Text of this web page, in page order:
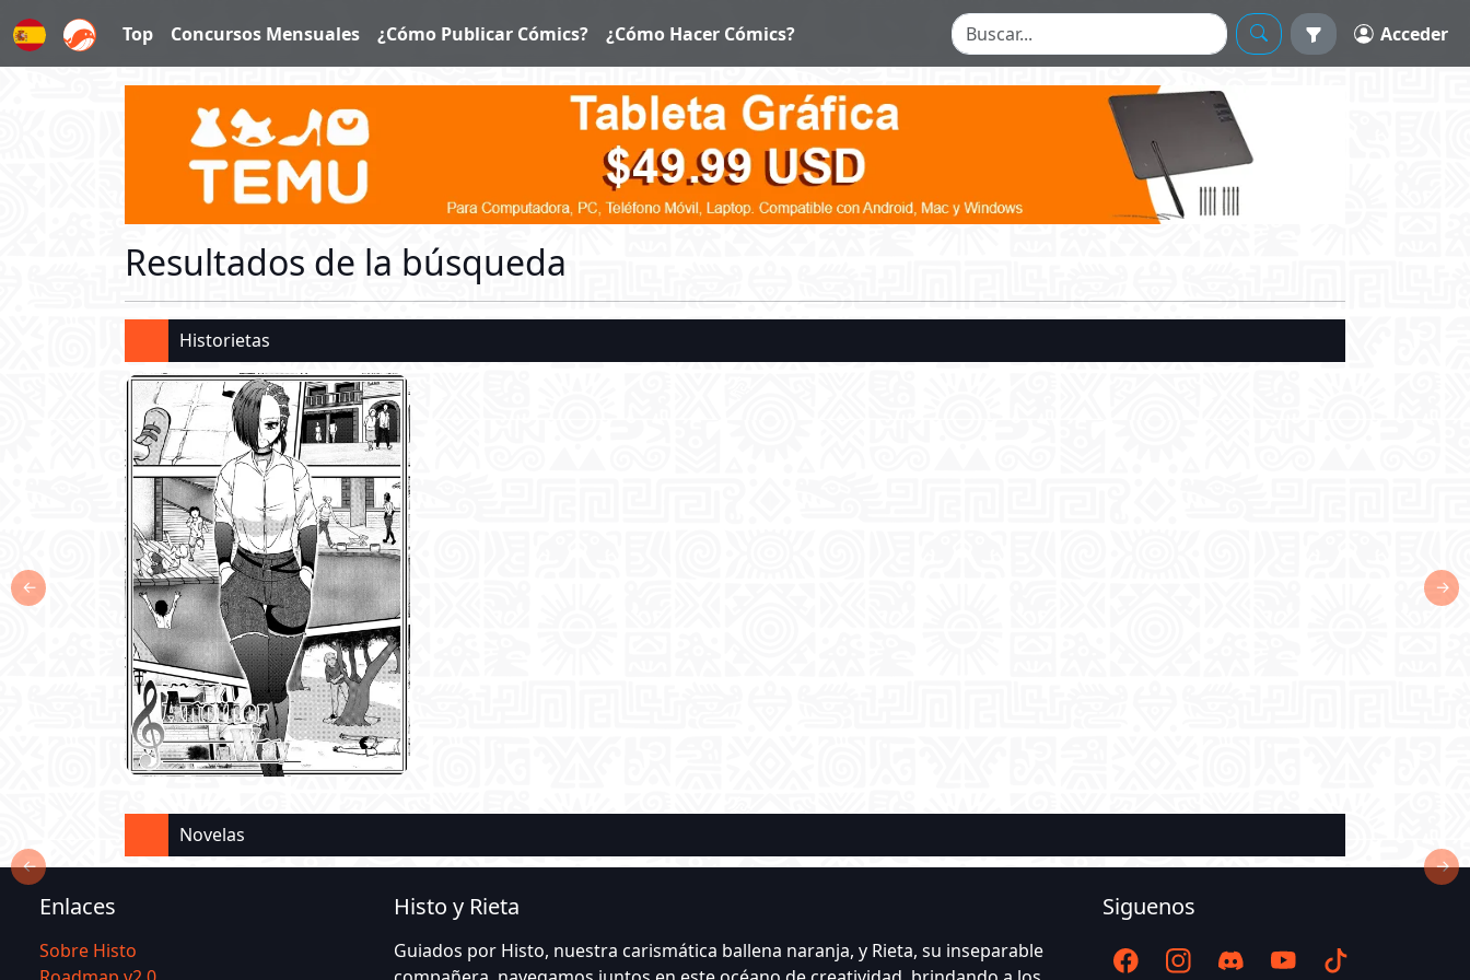
Español
Top Concursos Mensuales ¿Cómo Publicar Cómics? ¿Cómo Hacer Cómics? Acceder
Resultados de la búsqueda
Historietas
← →
Novelas
← →
Enlaces
Sobre Histo
Histo y Rieta
Guiados por Histo, nuestra carismática ballena naranja, y Rieta, su inseparable
Siguenos